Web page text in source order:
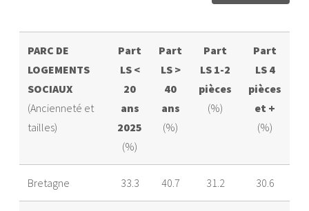
PARC DE
LOGEMENTS
SOCIAUX
(Ancienneté et
tailles)
Part
LS <
20
ans
2025
(%)
Part
LS >
40
ans
(%)
Part
LS 1-2
pièces
(%)
Part
LS 4
pièces
et +
(%)
Bretagne 33.3 40.7 31.2 30.6